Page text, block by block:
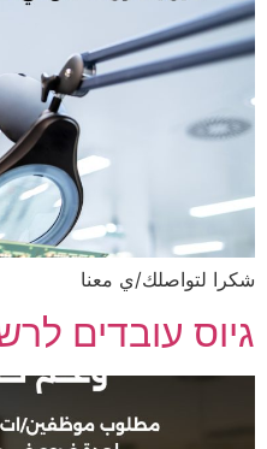
شكرا لتواصلك/ي معنا
גיוס עובדים